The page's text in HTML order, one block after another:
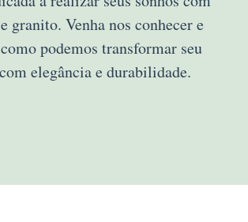
granito. Venha nos conhecer e
podemos transformar seu
elegância e durabilidade.